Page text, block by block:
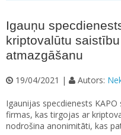
Igauņu
kriptovalūtu
atmazgāšanu
19/04/2021 | Autors:
Igaunijas specdienests
firmas, kas tirgojas ar
nodrošina anonimitāti, kas